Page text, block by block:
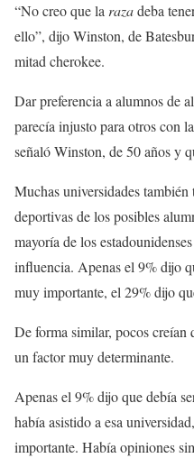
“No creo que larazadeba
ello”, dijo Winston, de
mitad cherokee.
Dar preferencia a alumnos de
parecía injusto para otros con
señaló Winston, de 50 años y
Muchas universidades
deportivas de los posibles
mayoría de los
influencia. Apenas el 9% dijo
muy importante, el 29% dijo
De forma similar, pocos creían
un factor muy determinante.
Apenas el 9% dijo que debía
había asistido a esa
importante. Había opiniones